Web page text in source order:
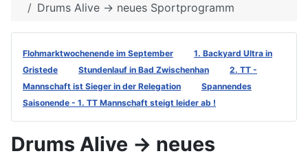
Drums Alive -> neues Sportprogramm
Flohmarktwochenende im September
1. Backyard Ultra in
Gristede
Stundenlauf in Bad Zwischenhan
2. TT -
Mannschaft ist Sieger in der Relegation
Spannendes
Saisonende - 1. TT Mannschaft steigt leider ab !
Drums Alive -> neues